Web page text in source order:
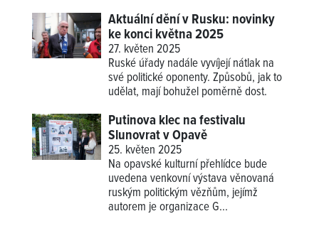
Aktuální dění v Rusku: novinky
ke konci května 2025
27. květen 2025
Ruské úřady nadále vyvíjejí nátlak na
své politické oponenty. Způsobů, jak to
udělat, mají bohužel poměrně dost.
Putinova klec na festivalu
Slunovrat v Opavě
25. květen 2025
Na opavské kulturní přehlídce bude
uvedena venkovní výstava věnovaná
ruským politickým vězňům, jejímž
autorem je organizace G...